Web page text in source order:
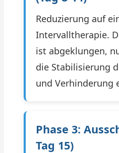
Reduzierung auf
Intervalltherapie.
ist abgeklungen,
die Stabilisierung
und Verhinderung
Phase 3:
Tag 15)